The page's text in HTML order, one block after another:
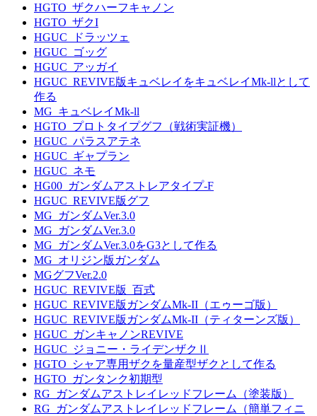
HGTO_ザクハーフキャノン
HGTO_ザクI
HGUC_ドラッツェ
HGUC_ゴッグ
HGUC_アッガイ
HGUC_REVIVE版キュベレイをキュベレイMk-llとして
作る
MG_キュベレイMk-ll
HGTO_プロトタイプグフ（戦術実証機）
HGUC_パラスアテネ
HGUC_ギャプラン
HGUC_ネモ
HG00_ガンダムアストレアタイプ-F
HGUC_REVIVE版グフ
MG_ガンダムVer.3.0
MG_ガンダムVer.3.0
MG_ガンダムVer.3.0をG3として作る
MG_オリジン版ガンダム
MGグフVer.2.0
HGUC_REVIVE版_百式
HGUC_REVIVE版ガンダムMk-II（エゥーゴ版）
HGUC_REVIVE版ガンダムMk-II（ティターンズ版）
HGUC_ガンキャノンREVIVE
HGUC_ジョニー・ライデンザクⅡ
HGTO_シャア専用ザクを量産型ザクとして作る
HGTO_ガンタンク初期型
RG_ガンダムアストレイレッドフレーム（塗装版）
RG_ガンダムアストレイレッドフレーム（簡単フィニ